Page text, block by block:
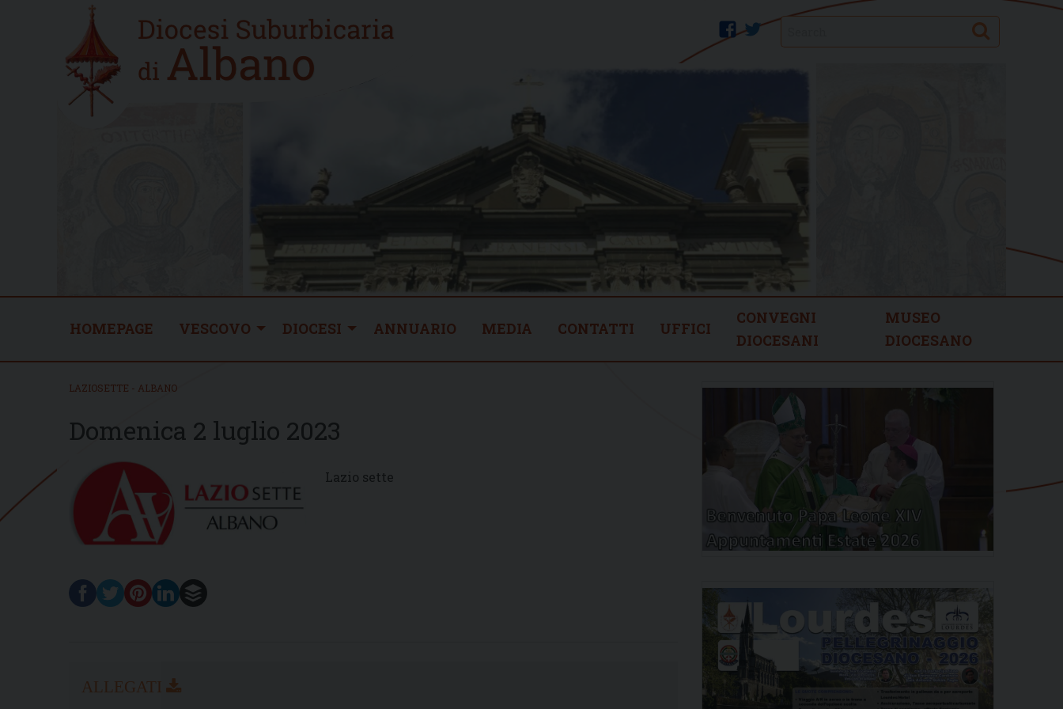
Home
new
twitter
facebook Search
HOMEPAGE VESCOVO DIOCESI ANNUARIO MEDIA CONTATTI UFFICI
CONVEGNI
DIOCESANI
MUSEO
DIOCESANO
LAZIOSETTE - ALBANO
Domenica 2 luglio 2023
Lazio sette